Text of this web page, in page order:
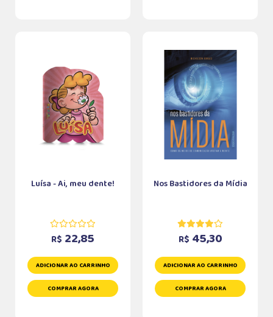
Luísa - Ai, meu dente!
R$ 22,85
ADICIONAR AO CARRINHO
COMPRAR AGORA
Nos Bastidores da Mídia
R$ 45,30
ADICIONAR AO CARRINHO
COMPRAR AGORA